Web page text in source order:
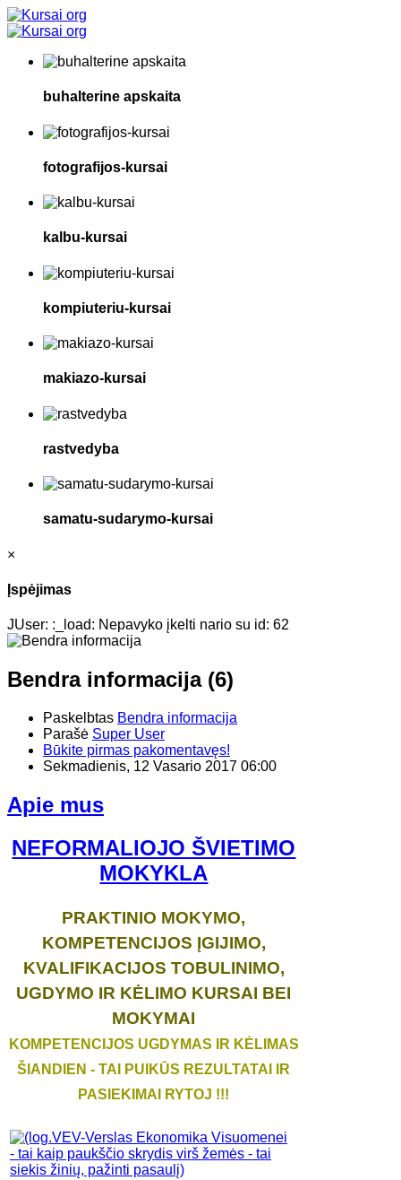
buhalterine apskaita
fotografijos-kursai
kalbu-kursai
kompiuteriu-kursai
makiazo-kursai
rastvedyba
samatu-sudarymo-kursai
×
Įspėjimas
JUser: :_load: Nepavyko įkelti nario su id: 62
Bendra informacija (6)
Paskelbtas Bendra informacija
Parašė Super User
Būkite pirmas pakomentavęs!
Sekmadienis, 12 Vasario 2017 06:00
Apie mus
NEFORMALIOJO ŠVIETIMO
MOKYKLA
PRAKTINIO MOKYMO,
KOMPETENCIJOS ĮGIJIMO,
KVALIFIKACIJOS TOBULINIMO,
UGDYMO IR KĖLIMO KURSAI BEI
MOKYMAI
KOMPETENCIJOS UGDYMAS IR KĖLIMAS
ŠIANDIEN - TAI PUIKŪS REZULTATAI IR
PASIEKIMAI RYTOJ !!!